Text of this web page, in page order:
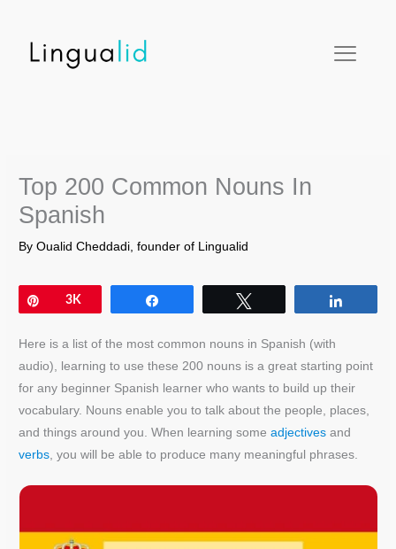
Top 200 Common Nouns In
Spanish
ByOualid Cheddadi, founder of Lingualid
Pin3K
Here is a list of the most common nouns in Spanish (with
audio), learning to use these 200 nouns is a great starting point
for any beginner Spanish learner who wants to build up their
vocabulary. Nouns enable you to talk about the people, places,
and things around you. When learning someadjectives and
verbs , you will be able to produce many meaningful phrases.